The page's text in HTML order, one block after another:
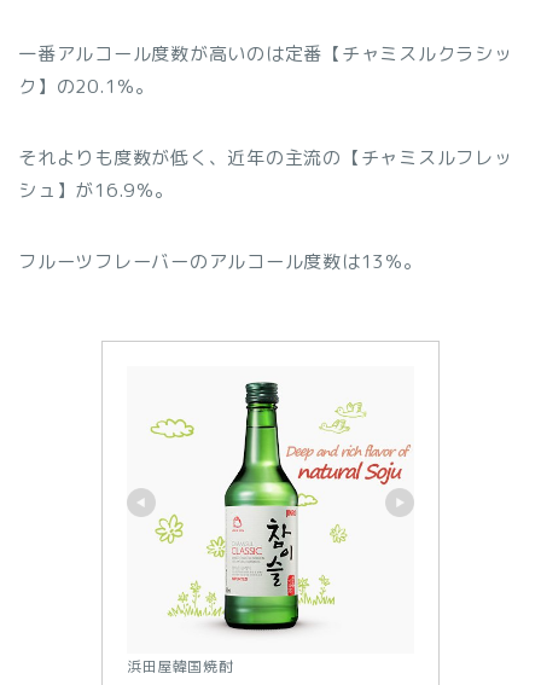
一番アルコール度数が高いのは定番【チャミスルクラシッ
ク】の20.1％。
それよりも度数が低く、近年の主流の【チャミスルフレッ
シュ】が16.9％。
フルーツフレーバーのアルコール度数は13％。
浜田屋韓国焼酎